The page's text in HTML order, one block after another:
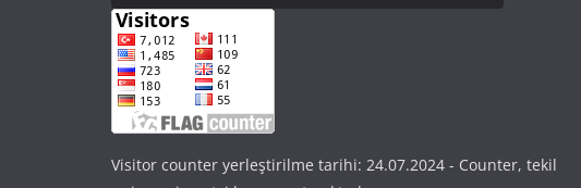
Visitor counter yerleştirilme tarihi: 24.07.2024 - Counter, tekil